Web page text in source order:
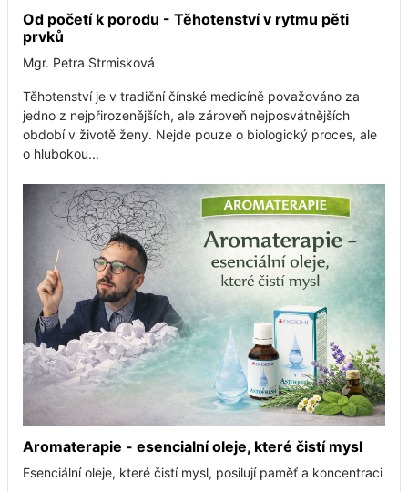
Od početí k porodu - Těhotenství v rytmu pěti
prvků
Mgr. Petra Strmisková
Těhotenství je v tradiční čínské medicíně považováno za
jedno z nejpřirozenějších, ale zároveň nejposvátnějších
období v životě ženy. Nejde pouze o biologický proces, ale
o hlubokou...
Aromaterapie - esencialní oleje, které čistí mysl
Esenciální oleje, které čistí mysl, posilují paměť a koncentraci